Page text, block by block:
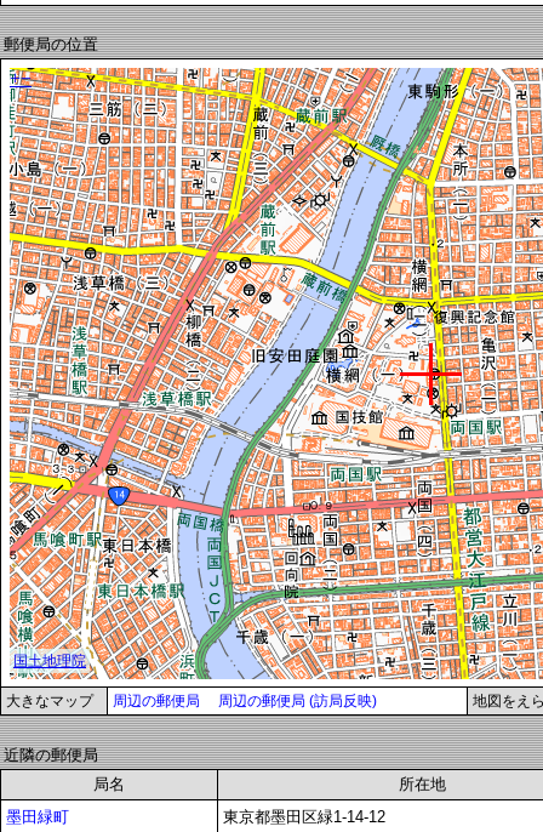
郵便局の位置
大きなマップ 周辺の郵便局 周辺の郵便局 (訪局反映) 地図をえ
近隣の郵便局
局名
所在地
墨田緑町
東京都墨田区緑1-14-12